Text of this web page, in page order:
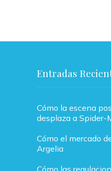
Entradas
Cómo la escena
desplaza a Spider-
Cómo el mercado
Argelia
Cómo las